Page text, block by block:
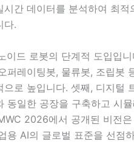
시간 데이터를 분석하여 최
다.
이드 로봇의 단계적 도입입
퍼레이팅봇, 물류봇, 조립봇
으로 높입니다. 셋째, 디지
동일한 공장을 구축하고 시
2026에서 공개된 비전
용 AI의 글로벌 표준을 선점